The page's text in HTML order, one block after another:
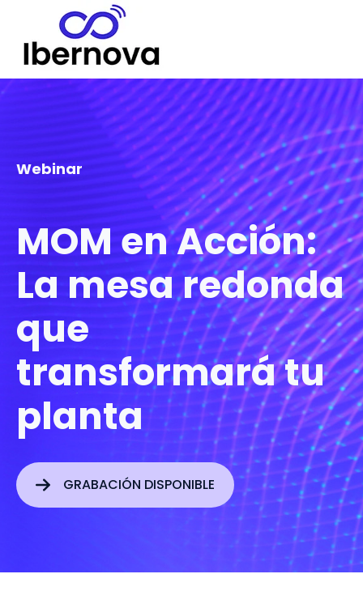
Webinar
MOM en Acción:
La mesa redonda
que
transformará tu
planta
GRABACIÓN DISPONIBLE